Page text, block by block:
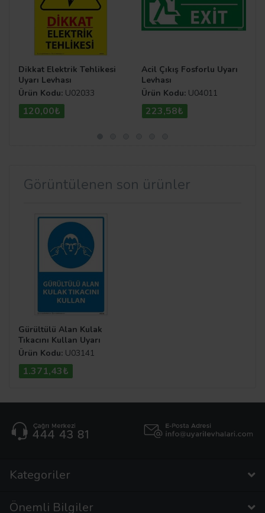
Dikkat Elektrik Tehlikesi
Uyarı Levhası
Ürün Kodu: U02033
120,00₺
Acil Çıkış Fosforlu Uyarı
Levhası
Ürün Kodu: U04011
223,58₺
Görüntülenen son ürünler
Gürültülü Alan Kulak
Tıkacını Kullan Uyarı
Levhası
Ürün Kodu: U03141
1.371,43₺
Kategoriler
Önemli Bilgiler